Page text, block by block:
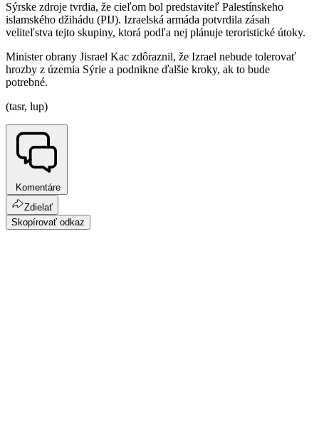
Sýrske zdroje tvrdia, že cieľom bol predstaviteľ Palestínskeho
islamského džihádu (PIJ). Izraelská armáda potvrdila zásah
veliteľstva tejto skupiny, ktorá podľa nej plánuje teroristické útoky.
Minister obrany Jisrael Kac zdôraznil, že Izrael nebude tolerovať
hrozby z územia Sýrie a podnikne ďalšie kroky, ak to bude
potrebné.
(tasr, lup)
Komentáre
Zdielať
Skopírovať odkaz